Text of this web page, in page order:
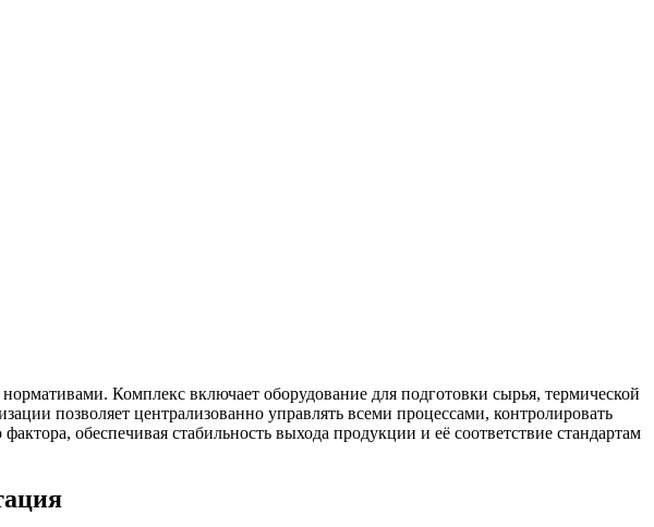
Комплекс включает оборудование для подготовки сырья, термической
позволяет централизованно управлять всеми процессами, контролировать
обеспечивая стабильность выхода продукции и её соответствие стандартам